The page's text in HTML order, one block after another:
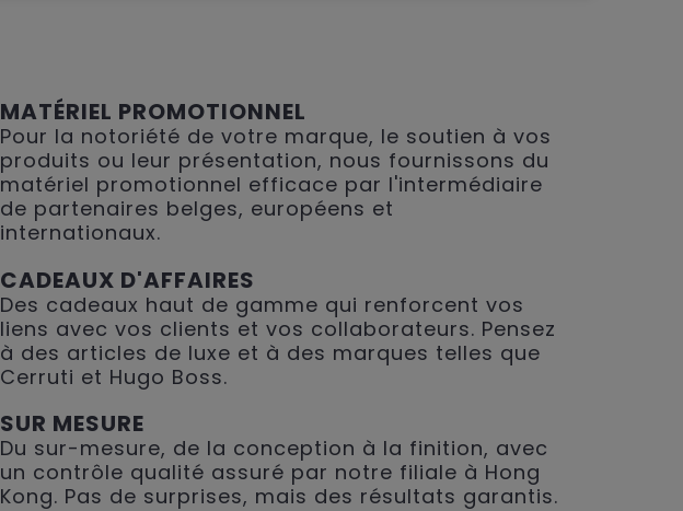
MATÉRIEL PROMOTIONNEL
Pour la notoriété de votre marque, le soutien à vos
produits ou leur présentation, nous fournissons du
matériel promotionnel efficace par l'intermédiaire
de partenaires belges, européens et
internationaux.
CADEAUX D'AFFAIRES
Des cadeaux haut de gamme qui renforcent vos
liens avec vos clients et vos collaborateurs. Pensez
à des articles de luxe et à des marques telles que
Cerruti et Hugo Boss.
SUR MESURE
Du sur-mesure, de la conception à la finition, avec
un contrôle qualité assuré par notre filiale à Hong
Kong. Pas de surprises, mais des résultats garantis.